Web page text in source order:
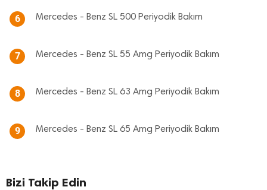
6 Mercedes - Benz SL 500 Periyodik Bakım
7 Mercedes - Benz SL 55 Amg Periyodik Bakım
8 Mercedes - Benz SL 63 Amg Periyodik Bakım
9 Mercedes - Benz SL 65 Amg Periyodik Bakım
Bizi Takip Edin